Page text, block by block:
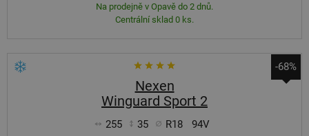
Na prodejně v Opavě do 2 dnů.
Centrální sklad 0 ks.
-68%
Nexen
Winguard Sport 2
255 35 R18 94V